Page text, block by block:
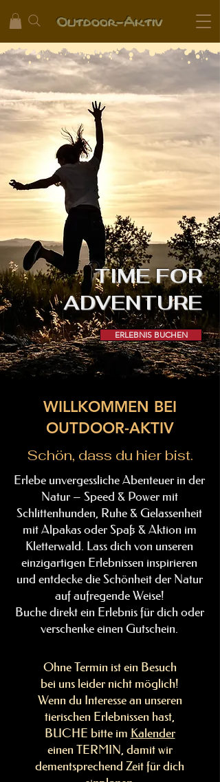
Outdoor-Aktiv
TIME FOR
ADVENTURE
ERLEBNIS BUCHEN
WILLKOMMEN BEI
OUTDOOR-AKTIV
Schön, dass du hier bist.
Erlebe unvergessliche Abenteuer in der
Natur – Speed & Power mit
Schlittenhunden, Ruhe & Gelassenheit
mit Alpakas oder Spaß & Aktion im
Kletterwald. Lass dich von unseren
einzigartigen Erlebnissen inspirieren
und entdecke die Schönheit der Natur
auf aufregende Weise!
Buche direkt ein Erlebnis für dich oder
verschenke einen Gutschein.
Ohne Termin ist ein Besuch
bei uns leider nicht möglich!
Wenn du Interesse an unseren
tierischen Erlebnissen hast,
BUCHE bitte im Kalender
einen TERMIN, damit wir
dementsprechend Zeit für dich